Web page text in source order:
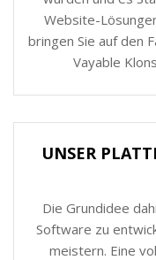
Website-
bringen Sie auf den
Vayable
UNSER
Die Grundidee
Software zu
meistern. Eine